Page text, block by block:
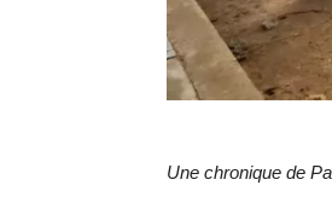
Une chronique de